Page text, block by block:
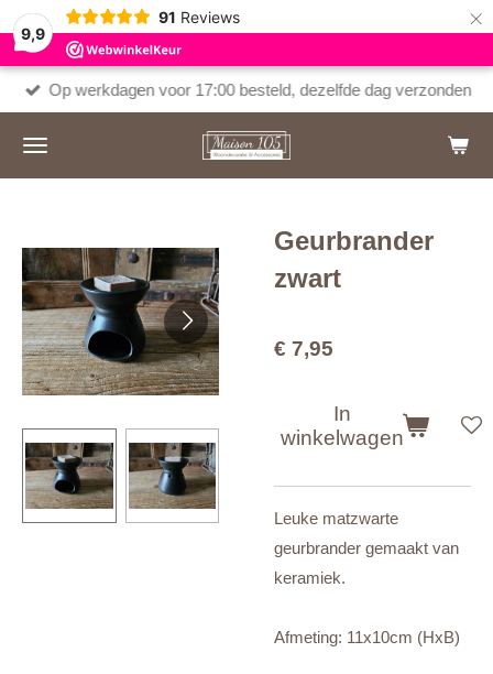
9,9
91 Reviews ×
Op werkdagen voor 17:00 besteld, dezelfde dag verzonden
Geurbrander
zwart
€ 7,95
In
winkelwagen
Leuke matzwarte
geurbrander gemaakt van
keramiek.
Afmeting: 11x10cm (HxB)